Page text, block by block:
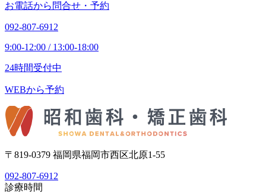
お電話から問合せ・予約
092-807-6912
9:00-12:00 / 13:00-18:00
24時間受付中
WEBから予約
〒819-0379 福岡県福岡市西区北原1-55
092-807-6912
診療時間